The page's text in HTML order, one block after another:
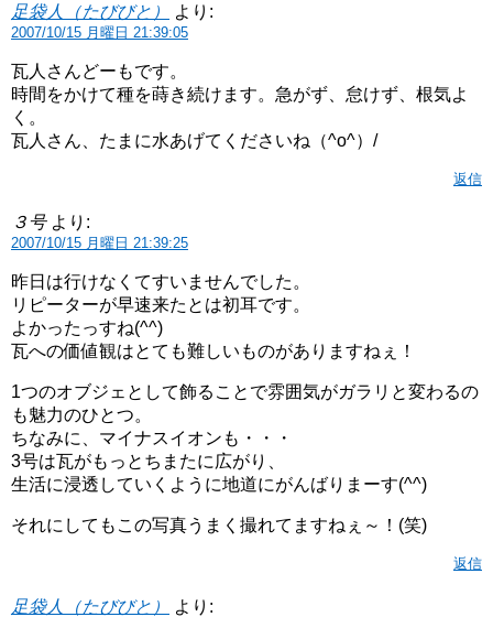
足袋人（たびびと） より:
2007/10/15 月曜日 21:39:05
瓦人さんどーもです。
時間をかけて種を蒔き続けます。急がず、怠けず、根気よ
く。
瓦人さん、たまに水あげてくださいね（^o^）/
返信
３号 より:
2007/10/15 月曜日 21:39:25
昨日は行けなくてすいませんでした。
リピーターが早速来たとは初耳です。
よかったっすね(^^)
瓦への価値観はとても難しいものがありますねぇ！
1つのオブジェとして飾ることで雰囲気がガラリと変わるの
も魅力のひとつ。
ちなみに、マイナスイオンも・・・
3号は瓦がもっとちまたに広がり、
生活に浸透していくように地道にがんばりまーす(^^)
それにしてもこの写真うまく撮れてますねぇ～！(笑)
返信
足袋人（たびびと） より: